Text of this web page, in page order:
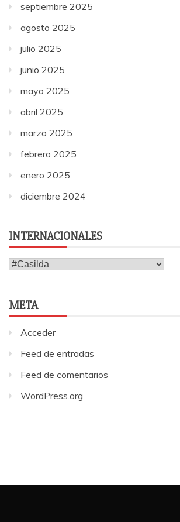
septiembre 2025
agosto 2025
julio 2025
junio 2025
mayo 2025
abril 2025
marzo 2025
febrero 2025
enero 2025
diciembre 2024
INTERNACIONALES
Internacionales
META
Acceder
Feed de entradas
Feed de comentarios
WordPress.org